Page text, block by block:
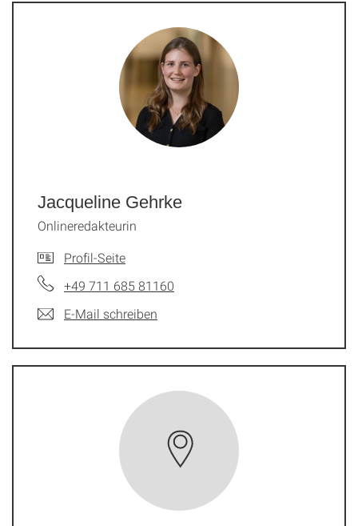
Jacqueline Gehrke
Onlineredakteurin
Profil-Seite
+49 711 685 81160
E-Mail schreiben